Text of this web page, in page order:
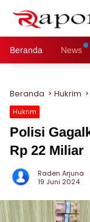
Beranda News
Beranda Hukrim
Hukrim
Polisi
Rp 22 Miliar
Raden Arjuna
19 Juni 2024